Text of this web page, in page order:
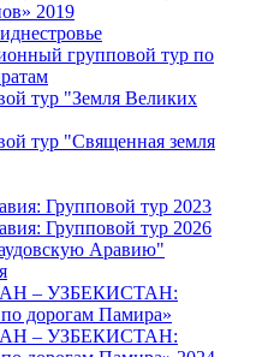
2019
групповой тур по
тур "Земля Великих
тур "Священная земля
Групповой тур 2023
Групповой тур 2026
Аравию"
– УЗБЕКИСТАН:
дорогам Памира»
– УЗБЕКИСТАН: